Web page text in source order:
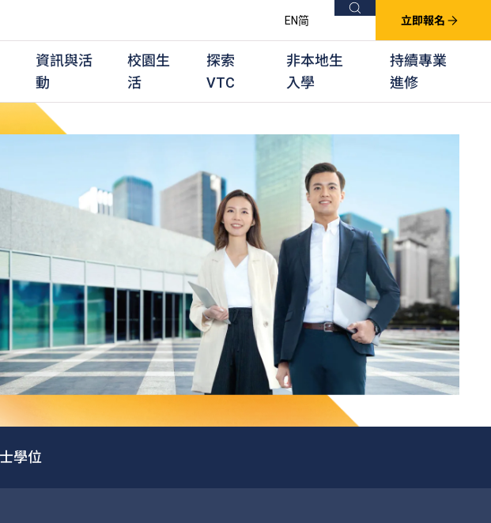
EN简 搜尋 立即報名
在職培訓課程
日間兼讀制
學歷程度
文憑
應用學習課程
專業考試及認可
學徒及其他訓練計劃
日間兼讀制
資訊與活
動
校園生
活
探索
VTC
非本地生
入學
持續專業
進修
學位